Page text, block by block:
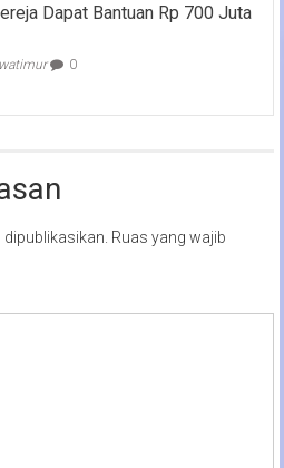
Dapat Bantuan Rp 700 Juta
0
Ruas yang wajib